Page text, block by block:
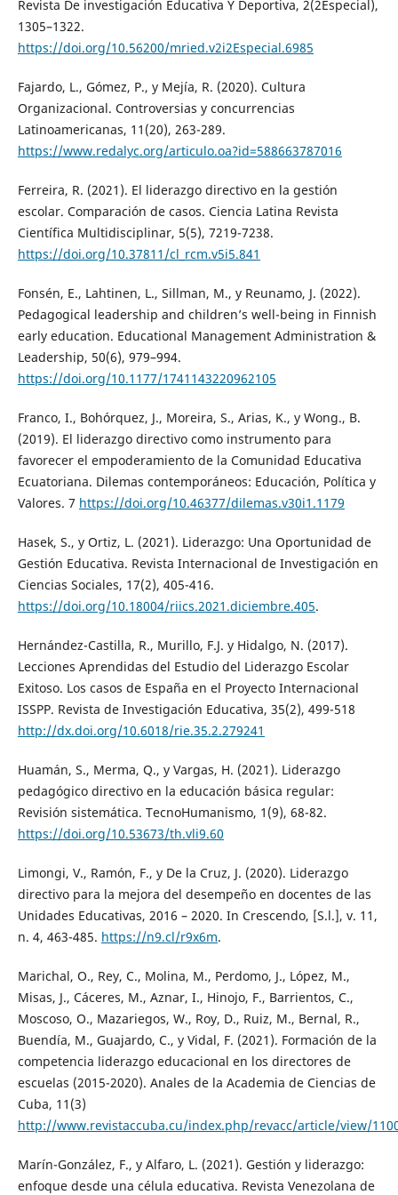
Revista De investigación Educativa Y Deportiva, 2(2Especial),
1305–1322.
https://doi.org/10.56200/mried.v2i2Especial.6985
Fajardo, L., Gómez, P., y Mejía, R. (2020). Cultura
Organizacional. Controversias y concurrencias
Latinoamericanas, 11(20), 263-289.
https://www.redalyc.org/articulo.oa?id=588663787016
Ferreira, R. (2021). El liderazgo directivo en la gestión
escolar. Comparación de casos. Ciencia Latina Revista
Científica Multidisciplinar, 5(5), 7219-7238.
https://doi.org/10.37811/cl_rcm.v5i5.841
Fonsén, E., Lahtinen, L., Sillman, M., y Reunamo, J. (2022).
Pedagogical leadership and children’s well-being in Finnish
early education. Educational Management Administration &
Leadership, 50(6), 979–994.
https://doi.org/10.1177/1741143220962105
Franco, I., Bohórquez, J., Moreira, S., Arias, K., y Wong., B.
(2019). El liderazgo directivo como instrumento para
favorecer el empoderamiento de la Comunidad Educativa
Ecuatoriana. Dilemas contemporáneos: Educación, Política y
Valores. 7 https://doi.org/10.46377/dilemas.v30i1.1179
Hasek, S., y Ortiz, L. (2021). Liderazgo: Una Oportunidad de
Gestión Educativa. Revista Internacional de Investigación en
Ciencias Sociales, 17(2), 405-416.
https://doi.org/10.18004/riics.2021.diciembre.405.
Hernández-Castilla, R., Murillo, F.J. y Hidalgo, N. (2017).
Lecciones Aprendidas del Estudio del Liderazgo Escolar
Exitoso. Los casos de España en el Proyecto Internacional
ISSPP. Revista de Investigación Educativa, 35(2), 499-518
http://dx.doi.org/10.6018/rie.35.2.279241
Huamán, S., Merma, Q., y Vargas, H. (2021). Liderazgo
pedagógico directivo en la educación básica regular:
Revisión sistemática. TecnoHumanismo, 1(9), 68-82.
https://doi.org/10.53673/th.vli9.60
Limongi, V., Ramón, F., y De la Cruz, J. (2020). Liderazgo
directivo para la mejora del desempeño en docentes de las
Unidades Educativas, 2016 – 2020. In Crescendo, [S.l.], v. 11,
n. 4, 463-485. https://n9.cl/r9x6m.
Marichal, O., Rey, C., Molina, M., Perdomo, J., López, M.,
Misas, J., Cáceres, M., Aznar, I., Hinojo, F., Barrientos, C.,
Moscoso, O., Mazariegos, W., Roy, D., Ruiz, M., Bernal, R.,
Buendía, M., Guajardo, C., y Vidal, F. (2021). Formación de la
competencia liderazgo educacional en los directores de
escuelas (2015-2020). Anales de la Academia de Ciencias de
Cuba, 11(3)
http://www.revistaccuba.cu/index.php/revacc/article/view/
Marín-González, F., y Alfaro, L. (2021). Gestión y liderazgo:
enfoque desde una célula educativa. Revista Venezolana de